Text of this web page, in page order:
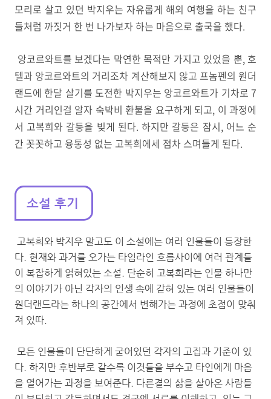
모리로 살고 있던 박지우는 자유롭게 해외 여행을 하는 친구
들처럼 까짓거 한 번 나가보자 하는 마음으로 출국을 했다.
앙코르와트를 보겠다는 막연한 목적만 가지고 있었을 뿐, 호
텔과 앙코르와트의 거리조차 계산해보지 않고 프놈펜의 원더
랜드에 한달 살기를 도전한 박지우는 앙코르와트가 기차로 7
시간 거리인걸 알자 숙박비 환불을 요구하게 되고, 이 과정에
서 고복희와 갈등을 빚게 된다. 하지만 갈등은 잠시, 어느 순
간 꼿꼿하고 융통성 없는 고복희에세 점차 스며들게 된다.
소설 후기
고복희와 박지우 말고도 이 소설에는 여러 인물들이 등장한
다. 현재와 과거를 오가는 타임라인 흐름사이에 여러 관계들
이 복잡하게 얽혀있는 소설. 단순히 고복희라는 인물 하나만
의 이야기가 아닌 각자의 인생 속에 갇혀 있는 여러 인물들이
원더랜드라는 하나의 공간에서 변해가는 과정에 초점이 맞춰
져 있따.
모든 인물들이 단단하게 굳어있던 각자의 고집과 기준이 있
다. 하지만 후반부로 갈수록 이것들을 부수고 타인에게 마음
을 열어가는 과정을 보여준다. 다른결의 삶을 살아온 사람들